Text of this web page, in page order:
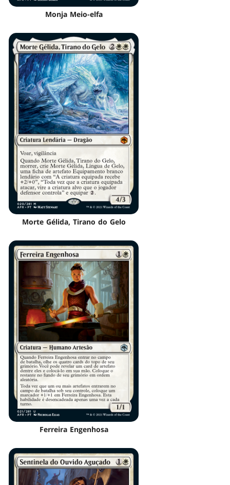
Monja Meio-elfa
Morte Gélida, Tirano do Gelo
Ferreira Engenhosa